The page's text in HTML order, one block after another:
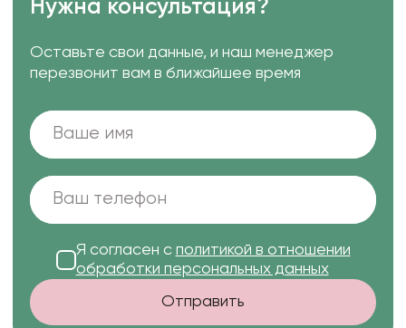
Нужна консультация?
Оставьте свои данные, и наш менеджер
перезвонит вам в ближайшее время
Я согласен с политикой в отношении
обработки персональных данных
Отправить